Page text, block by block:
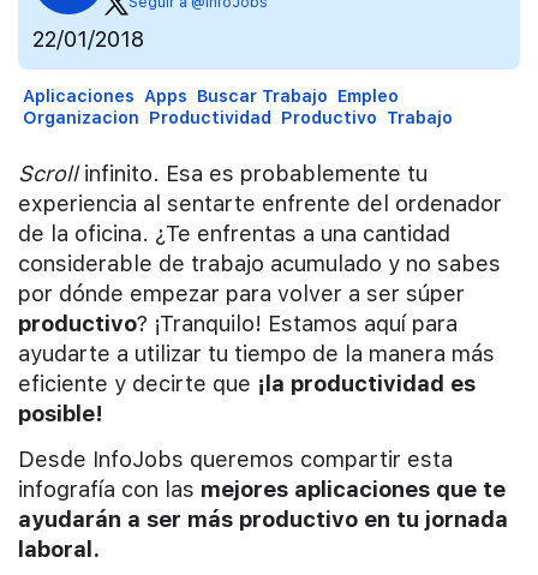
22/01/2018
Aplicaciones Apps Buscar Trabajo Empleo
Organizacion Productividad Productivo Trabajo
Scrollinfinito. Esa es probablemente tu
experiencia al sentarte enfrente del ordenador
de la oficina. ¿Te enfrentas a una cantidad
considerable de trabajo acumulado y no sabes
por dónde empezar para volver a ser súper
productivo? ¡Tranquilo! Estamos aquí para
ayudarte a utilizar tu tiempo de la manera más
eficiente y decirte que ¡la productividad es
posible!
Desde InfoJobs queremos compartir esta
infografía con las mejores aplicaciones que te
ayudarán a ser más productivo en tu jornada
laboral.